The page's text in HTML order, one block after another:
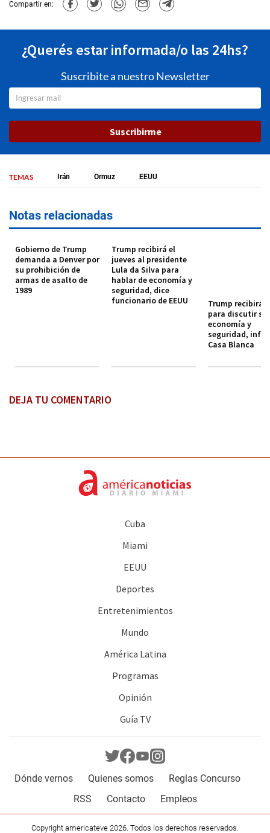
Compartir en:
¿Querés estar informada/o las 24hs?
Suscribite a nuestro Newsletter
Suscribirme
TEMAS Irán Ormuz EEUU
Notas relacionadas
Gobierno de Trump
demanda a Denver por
su prohibición de
armas de asalto de
1989
Trump recibirá el
jueves al presidente
Lula da Silva para
hablar de economía y
seguridad, dice
funcionario de EEUU
Trump recibirá
para discutir
economía y
seguridad,
Casa Blanca
DEJA TU COMENTARIO
Cuba
Miami
EEUU
Deportes
Entretenimientos
Mundo
América Latina
Programas
Opinión
Guía TV
Dónde vernos Quienes somos
Reglas Concurso
RSS
Contacto Empleos
Copyright americateve 2026. Todos los derechos reservados.